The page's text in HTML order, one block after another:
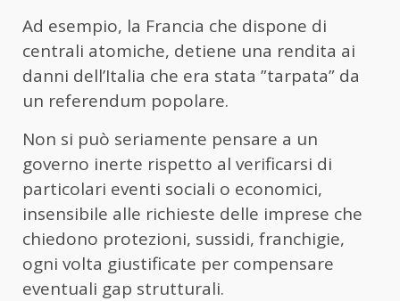
Ad esempio, la Francia che dispone di
centrali atomiche, detiene una rendita ai
danni dell’Italia che era stata ”tarpata” da
un referendum popolare.
Non si può seriamente pensare a un
governo inerte rispetto al verificarsi di
particolari eventi sociali o economici,
insensibile alle richieste delle imprese che
chiedono protezioni, sussidi, franchigie,
ogni volta giustificate per compensare
eventuali gap strutturali.